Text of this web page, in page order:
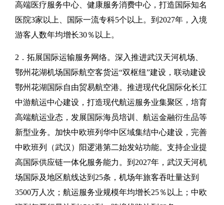
高端医疗服务中心、健康服务消费中心，打造国际知名
医院3家以上、国际一流专科5个以上。到2027年，入境
游客人数年均增长30％以上。
2．拓展国际运输服务网络。深入推进武汉天河机场、
鄂州花湖机场国际航空客货运“双枢纽”建设，联动建设
鄂州花湖国际自由贸易航空港。推进现代化国际化长江
中游航运中心建设，打造现代航运服务业集聚区，培育
高端航运业态，发展国际海员培训、航运金融衍生品等
新型业务。加快中欧班列华中区域集结中心建设，完善
中欧班列（武汉）阳逻港第二始发站功能。支持企业提
高国际供应链一体化服务能力。到2027年，武汉天河机
场国际及地区航线达到25条，机场年旅客吞吐量达到
3500万人次；航运服务业规模年均增长25％以上；中欧